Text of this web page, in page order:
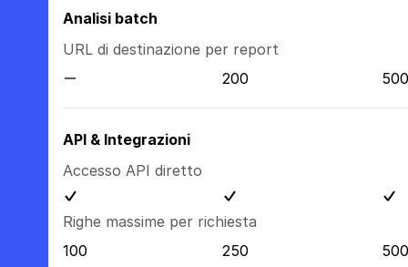
Analisi batch
URL di destinazione per report
200
500
API & Integrazioni
Accesso API diretto
Righe massime per richiesta
100
250
500